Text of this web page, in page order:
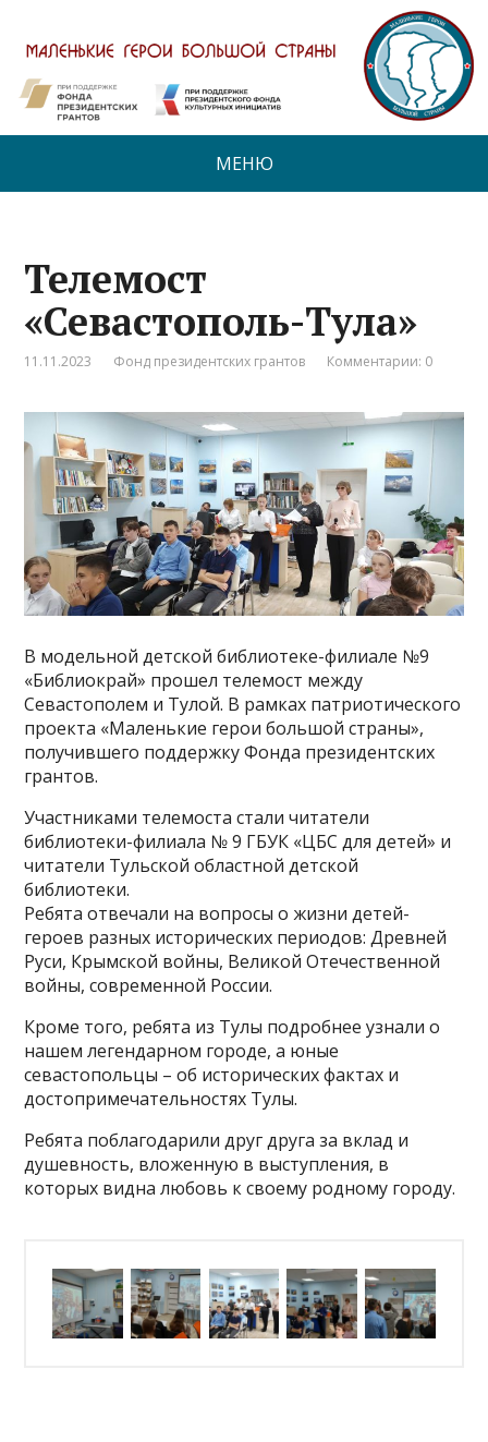
МЕНЮ
Телемост
«Севастополь-Тула»
11.11.2023 Фонд президентских грантов Комментарии: 0
В модельной детской библиотеке-филиале №9
«Библиокрай» прошел телемост между
Севастополем и Тулой. В рамках патриотического
проекта «Маленькие герои большой страны»,
получившего поддержку Фонда президентских
грантов.
Участниками телемоста стали читатели
библиотеки-филиала № 9 ГБУК «ЦБС для детей» и
читатели Тульской областной детской
библиотеки.
Ребята отвечали на вопросы о жизни детей-
героев разных исторических периодов: Древней
Руси, Крымской войны, Великой Отечественной
войны, современной России.
Кроме того, ребята из Тулы подробнее узнали о
нашем легендарном городе, а юные
севастопольцы – об исторических фактах и
достопримечательностях Тулы.
Ребята поблагодарили друг друга за вклад и
душевность, вложенную в выступления, в
которых видна любовь к своему родному городу.